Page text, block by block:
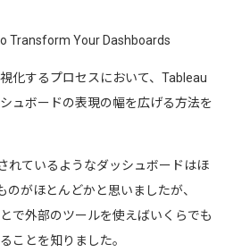
Transform Your Dashboards
化するプロセスにおいて、Tableau
ュボードの表現の幅を広げる方法を
れているようなダッシュボードはほ
がほとんどかと思いましたが、
で外部のツールを使えばいくらでも
ことを知りました。